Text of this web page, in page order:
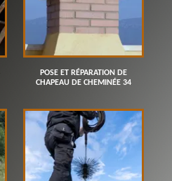
POSE ET RÉPARATION DE
CHAPEAU DE CHEMINÉE 34